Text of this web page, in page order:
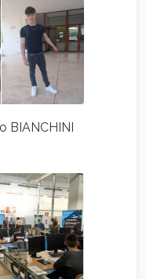
BIANCHINI